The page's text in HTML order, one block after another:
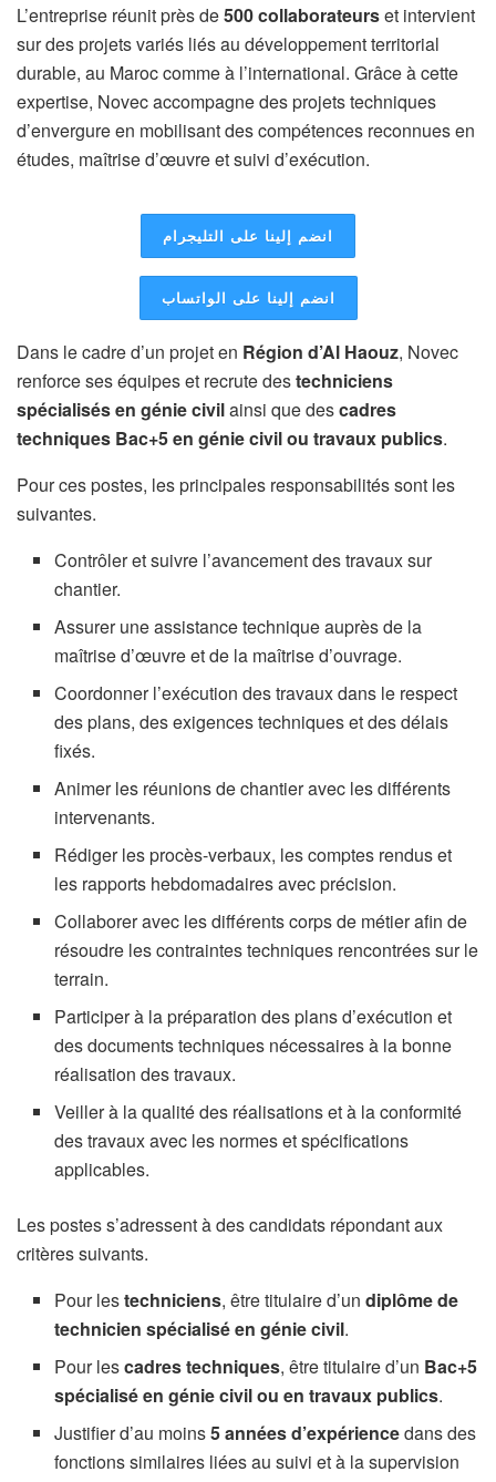
L’entreprise réunit près de500 collaborateurset intervient
sur des projets variés liés au développement territorial
durable, au Maroc comme à l’international. Grâce à cette
expertise, Novec accompagne des projets techniques
d’envergure en mobilisant des compétences reconnues en
études, maîtrise d’œuvre et suivi d’exécution.
انضم إلينا على التليجرام
انضم إلينا على الواتساب
Dans le cadre d’un projet en Région d’Al Haouz, Novec
renforce ses équipes et recrute destechniciens
spécialisés en génie civilainsi que descadres
techniques Bac+5 en génie civil ou travaux publics.
Pour ces postes, les principales responsabilités sont les
suivantes.
Contrôler et suivre l’avancement des travaux sur
chantier.
Assurer une assistance technique auprès de la
maîtrise d’œuvre et de la maîtrise d’ouvrage.
Coordonner l’exécution des travaux dans le respect
des plans, des exigences techniques et des délais
fixés.
Animer les réunions de chantier avec les différents
intervenants.
Rédiger les procès-verbaux, les comptes rendus et
les rapports hebdomadaires avec précision.
Collaborer avec les différents corps de métier afin de
résoudre les contraintes techniques rencontrées sur le
terrain.
Participer à la préparation des plans d’exécution et
des documents techniques nécessaires à la bonne
réalisation des travaux.
Veiller à la qualité des réalisations et à la conformité
des travaux avec les normes et spécifications
applicables.
Les postes s’adressent à des candidats répondant aux
critères suivants.
Pour lestechniciens, être titulaire d’undiplôme de
technicien spécialisé en génie civil.
Pour lescadres techniques, être titulaire d’un Bac+5
spécialisé en génie civil ou en travaux publics.
Justifier d’au moins5 années d’expériencedans des
fonctions similaires liées au suivi et à la supervision